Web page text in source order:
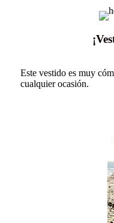
Este vestido es muy
cualquier ocasión.